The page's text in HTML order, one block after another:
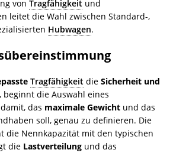
von Tragfähigkeit und
leitet die Wahl zwischen Standard-,
Hubwagen.
Tragfähigkeit die Sicherheit und
beginnt die Auswahl eines
das maximale Gewicht und das
soll, genau zu definieren. Die
die Nennkapazität mit den typischen
die Lastverteilung und das